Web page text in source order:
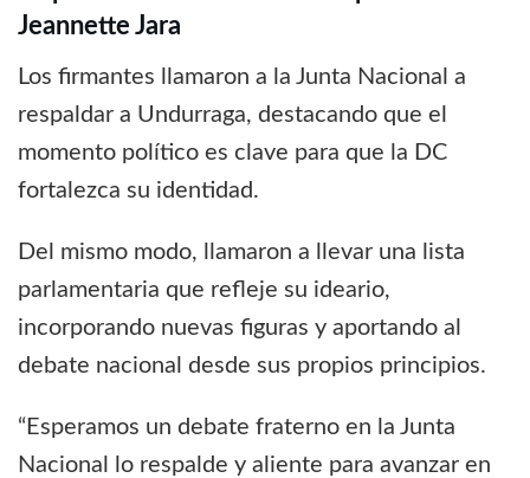
Jeannette Jara
Los firmantes llamaron a la Junta Nacional a
respaldar a Undurraga, destacando que el
momento político es clave para que la DC
fortalezca su identidad.
Del mismo modo, llamaron a llevar una lista
parlamentaria que refleje su ideario,
incorporando nuevas figuras y aportando al
debate nacional desde sus propios principios.
“Esperamos un debate fraterno en la Junta
Nacional lo respalde y aliente para avanzar en